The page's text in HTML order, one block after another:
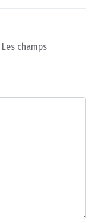
Les champs